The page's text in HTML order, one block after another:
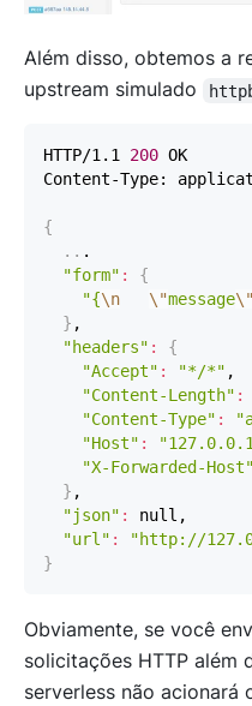
Além disso, obtemos a
upstream simulado
HTTP/1.1 200
{
..
"form" :
{
"{\n \"message\"
}
"headers" :
{
"Accept" : "*/*"
"Content-Length" :
"Content-Type" :
"Host" :
"X-Forwarded-Host"
}
"json" :
"url" :
"http://
}
Obviamente, se você
solicitações HTTP além
serverless não acionará